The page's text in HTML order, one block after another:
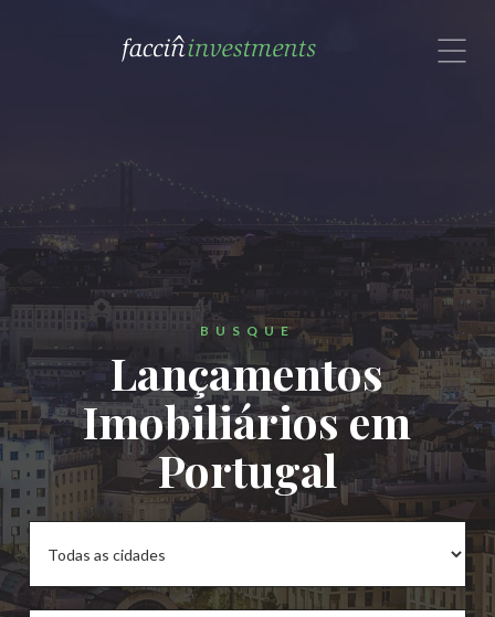
com um especialista no Brasil.
Contate-nos por email ou
Whatsapp: (11) 91308-9191
 
BUSQUE
Lançamentos
Imobiliários em
Portugal